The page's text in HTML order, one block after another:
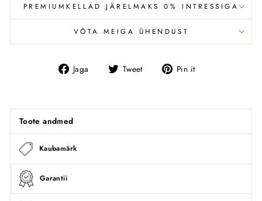
PREMIUMKELLAD JÄRELMAKS 0% INTRESSIGA
VÕTA MEIGA ÜHENDUST
Jaga
Jaga
Tweet Tweet Pin it
Toote andmed
Kaubamärk
Garantii